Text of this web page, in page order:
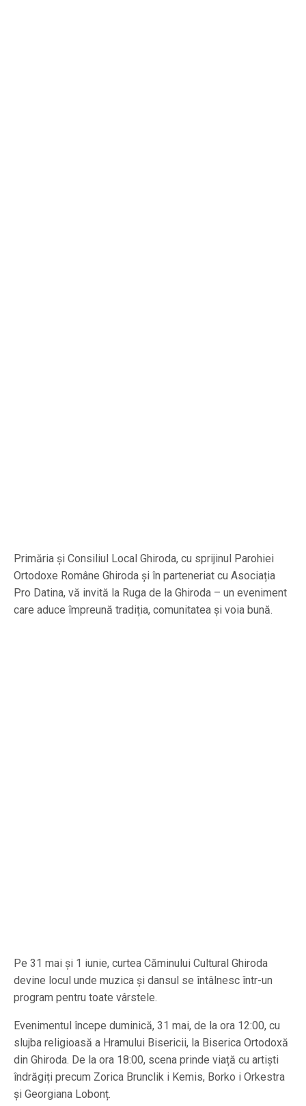
Primăria și Consiliul Local Ghiroda, cu sprijinul Parohiei
Ortodoxe Române Ghiroda și în parteneriat cu Asociația
Pro Datina, vă invită la Ruga de la Ghiroda – un eveniment
care aduce împreună tradiția, comunitatea și voia bună.
Pe 31 mai și 1 iunie, curtea Căminului Cultural Ghiroda
devine locul unde muzica și dansul se întâlnesc într-un
program pentru toate vârstele.
Evenimentul începe duminică, 31 mai, de la ora 12:00, cu
slujba religioasă a Hramului Bisericii, la Biserica Ortodoxă
din Ghiroda. De la ora 18:00, scena prinde viață cu artiști
îndrăgiți precum Zorica Brunclik i Kemis, Borko i Orkestra
și Georgiana Lobonț.